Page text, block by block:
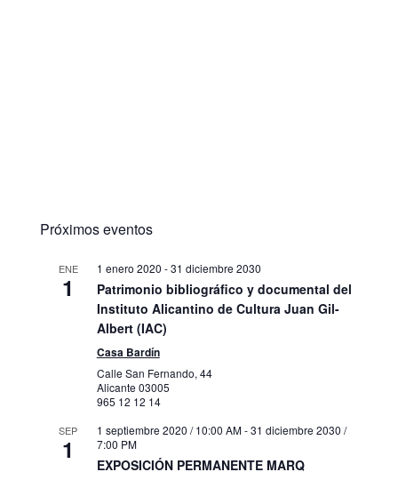
Próximos eventos
ENE
1
1 enero 2020 -31 diciembre 2030
Patrimonio bibliográfico y documental del
Instituto Alicantino de Cultura Juan Gil-
Albert (IAC)
Casa Bardín
Calle San Fernando, 44
Alicante 03005
965 12 12 14
SEP
1
1 septiembre 2020 / 10:00 AM-31 diciembre 2030 /
7:00 PM
EXPOSICIÓN PERMANENTE MARQ